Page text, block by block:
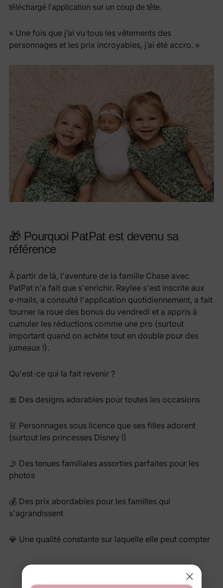
téléchargé l'application sur un coup de tête.
« Une fois que j’ai vu tous les vêtements des
personnages et les prix incroyables, j’ai été accro. »
🎁 Pourquoi PatPat est devenu sa
référence
À partir de là, l'aventure de la famille Chase avec
PatPat n'a fait que s'enrichir. Raylee s'est inscrite aux
e-mails, a consulté l'application quotidiennement, a fait
tourner la roue des bonus du vendredi et a appris à
cumuler les réductions comme une pro (surtout
important quand on achète tout en double pour des
jumeaux !).
Qu'est-ce qui la fait revenir ?
🎀 Des designs adorables pour toutes les occasions
👗 Personnages sous licence que ses filles adorent
(surtout les princesses Disney !)
🤳 Des tenues familiales assorties parfaites pour les
photos
💰 Des prix abordables pour les familles qui
s'agrandissent
💎 Une qualité constante sur laquelle elle peut compter